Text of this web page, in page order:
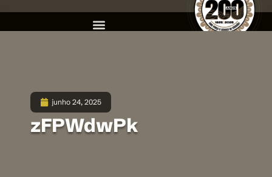
junho 24, 2025
zFPWdwPk